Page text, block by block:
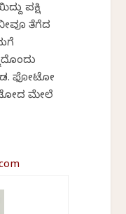
ಪಕ್ಷಿ
ತೆಗೆದ
ಫೋಟೋ
ಮೇಲೆ